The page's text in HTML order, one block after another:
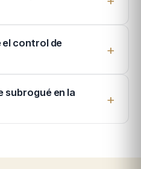
el control de
subrogué en la